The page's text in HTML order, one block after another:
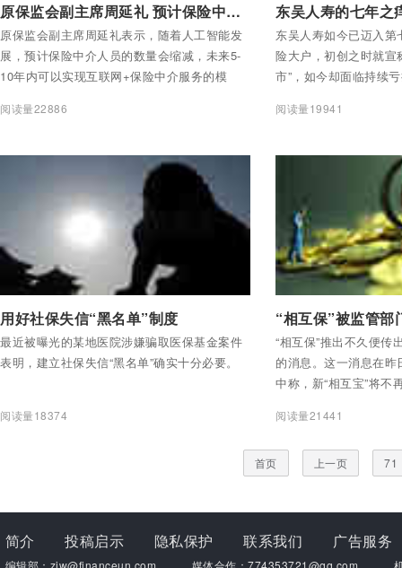
原保监会副主席周延礼 预计保险中介人员数量会缩减
原保监会副主席周延礼表示，随着人工智能发
展，预计保险中介人员的数量会缩减，未来5-
10年内可以实现互联网+保险中介服务的模
阅读量22886
东吴人寿的七年之
东吴人寿如今已迈入
险大户，初创之时就宣
市”，如今却面临持续
阅读量19941
用好社保失信“黑名单”制度
最近被曝光的某地医院涉嫌骗取医保基金案件
表明，建立社保失信“黑名单”确实十分必要。
阅读量18374
“相互保”推出不久便传
的消息。这一消息在
中称，新“相互宝”将不
阅读量21441
首页 上一页 71
简介 投稿启示 隐私保护 联系我们 广告服务
编辑部：zjw@financeun.com 媒体合作：774353721@qq.com